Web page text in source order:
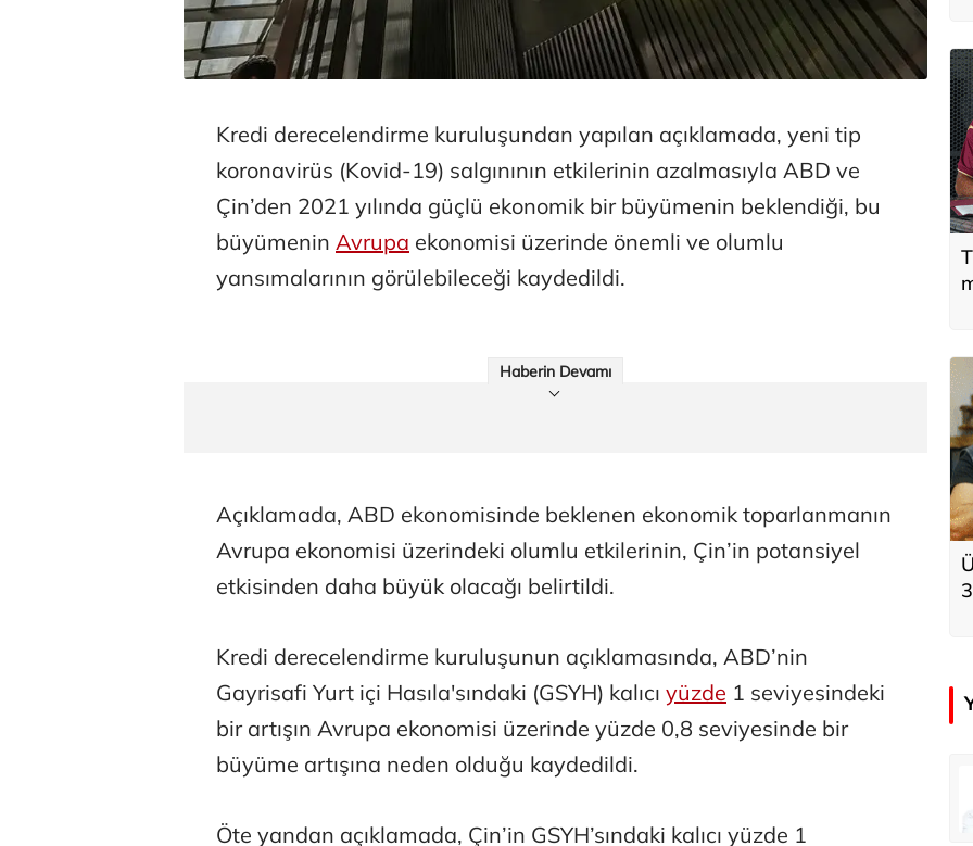
Kredi derecelendirme kuruluşundan yapılan açıklamada, yeni tip
koronavirüs (Kovid-19) salgınının etkilerinin azalmasıyla ABD ve
Çin’den 2021 yılında güçlü ekonomik bir büyümenin beklendiği, bu
büyümenin Avrupa ekonomisi üzerinde önemli ve olumlu
yansımalarının görülebileceği kaydedildi.
Haberin Devamı
Açıklamada, ABD ekonomisinde beklenen ekonomik toparlanmanın
Avrupa ekonomisi üzerindeki olumlu etkilerinin, Çin’in potansiyel
etkisinden daha büyük olacağı belirtildi.
Kredi derecelendirme kuruluşunun açıklamasında, ABD’nin
Gayrisafi Yurt içi Hasıla'sındaki (GSYH) kalıcı yüzde 1 seviyesindeki
bir artışın Avrupa ekonomisi üzerinde yüzde 0,8 seviyesinde bir
büyüme artışına neden olduğu kaydedildi.
Öte yandan açıklamada, Çin’in GSYH’sındaki kalıcı yüzde 1
Osman Gençer